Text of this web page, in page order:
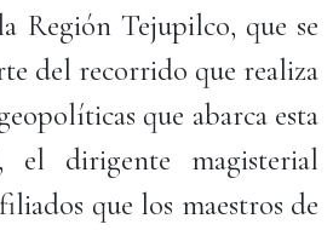
Región Tejupilco, que se
del recorrido que realiza
que abarca esta
el dirigente magisterial
que los maestros de